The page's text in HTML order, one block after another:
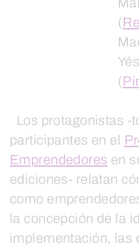
(
(
Los protagonistas -
participantes en el
Emprendedores en
ediciones- relatan
como
la concepción de la
implementación, las